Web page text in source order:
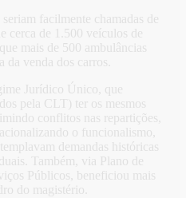
facilmente chamadas de
cerca de 1.500 veículos de
mais de 500 ambulâncias
da venda dos carros.
Jurídico Único, que
pela CLT) ter os mesmos
conflitos nas repartições,
o funcionalismo,
demandas históricas
Também, via Plano de
Públicos, beneficiou mais
do magistério.